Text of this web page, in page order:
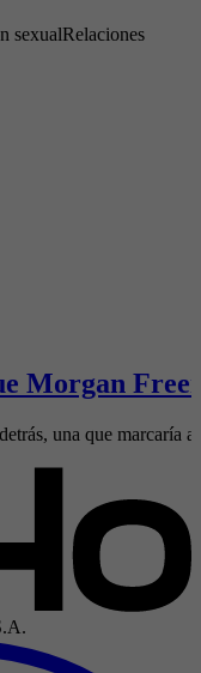
sexualRelaciones
Morgan
una que marcaría